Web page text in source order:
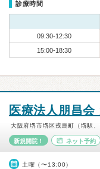
診療時間
09:30-12:30
15:00-18:30
医療法人朋昌
大阪府堺市堺区戎島町（堺駅
新規開院！ ネット予約
土曜（〜13:00）